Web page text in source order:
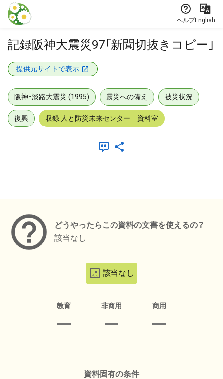
本文に飛ぶ
ヘルプEnglish
記録阪神大震災97「新聞切抜きコピー｣
提供元サイトで表示
阪神・淡路大震災 (1995) 震災への備え 被災状況
復興 収録:人と防災未来センター 資料室
どうやったらこの資料の文書を使えるの？
該当なし
該当なし
教育 非商用 商用
資料固有の条件